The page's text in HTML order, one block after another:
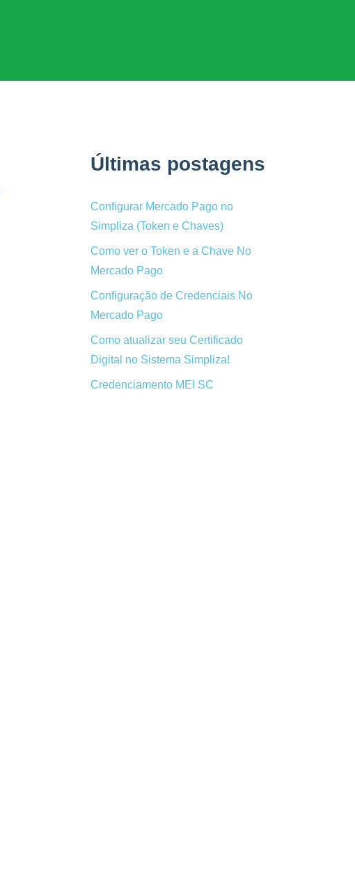
Últimas postagens
Configurar Mercado Pago no
Simpliza (Token e Chaves)
Como ver o Token e a Chave No
Mercado Pago
Configuração de Credenciais No
Mercado Pago
Como atualizar seu Certificado
Digital no Sistema Simpliza!
Credenciamento MEI SC